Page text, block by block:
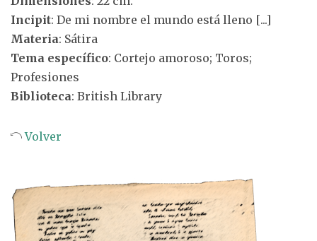
Incipit: De mi nombre el mundo está lleno [...]
Materia: Sátira
Tema específico: Cortejo amoroso; Toros;
Profesiones
Biblioteca: British Library
Volver